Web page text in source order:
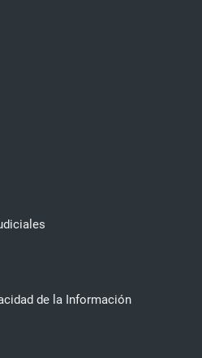
de la Información